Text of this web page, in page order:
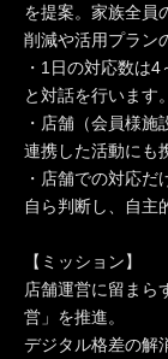
を提案。家族全員
削減や活用プラン
・1日の対応数は
と対話を行います。
・店舗（会員様
連携した活動にも
・店舗での対応
自ら判断し、自主
【ミッション】
店舗運営に留まら
営」を推進。
デジタル格差の解